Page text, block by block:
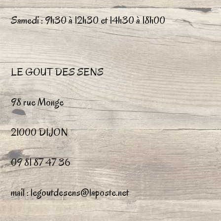
la
page
du
produit
Samedi : 9h30 à 12h30 et 14h30 à 18h00
LE GOUT DES SENS
98 rue Monge
21000 DIJON
09 81 87 47 36
mail : legoutdesens@laposte.net